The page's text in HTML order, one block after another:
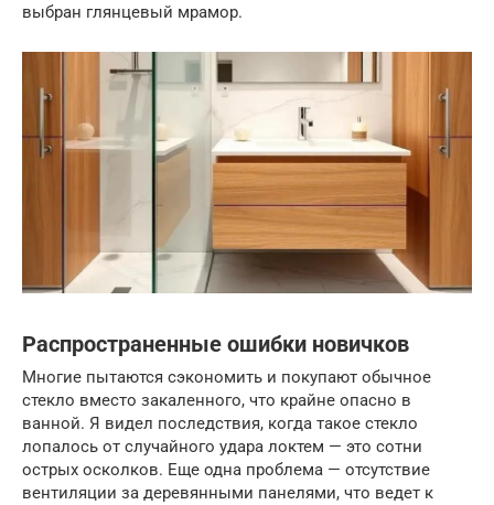
выбран глянцевый мрамор.
Распространенные ошибки новичков
Многие пытаются сэкономить и покупают обычное
стекло вместо закаленного, что крайне опасно в
ванной. Я видел последствия, когда такое стекло
лопалось от случайного удара локтем — это сотни
острых осколков. Еще одна проблема — отсутствие
вентиляции за деревянными панелями, что ведет к